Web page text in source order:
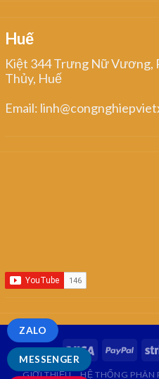
Huế
Kiệt 344 Trưng Nữ Vương,
Thủy, Huế
Email:
GIỚI THIỆU HỆ THỐNG PHÂN
MESSENGER
ZALO